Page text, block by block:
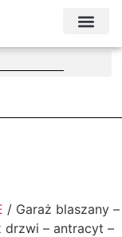
/ Garaż blaszany –
drzwi – antracyt –